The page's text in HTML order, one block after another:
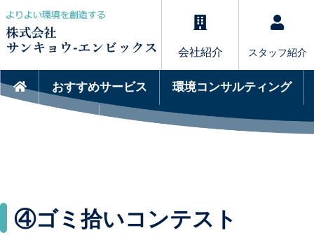
スタッフ紹介
会社紹介
おすすめサービス 環境コンサルティング
④ゴミ拾いコンテスト